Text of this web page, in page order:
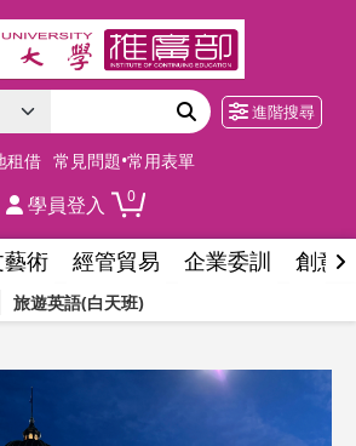
進階搜尋
租借 常見問題•常用表單
學員登入 0
藝術 經管貿易 企業委訓 創意
旅遊英語(白天班)